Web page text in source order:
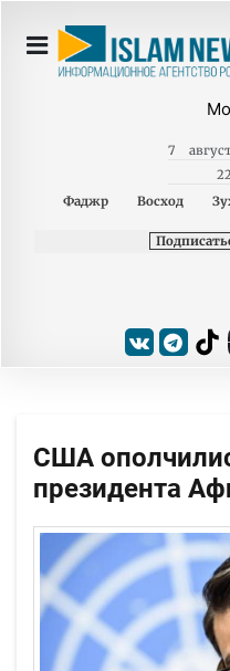
7
Фаджр
Восход
США
президента